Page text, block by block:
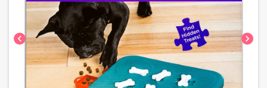
chevron_left chevron_right